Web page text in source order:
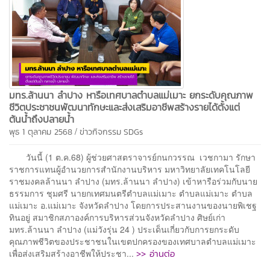
มทร.ล้านนา ลำปาง หารือเทศบาลตำบลแม่เมาะ ยกระดับคุณภาพ
ชีวิตประชาชนพัฒนาทักษะและส่งเสริมอาชีพสร้างรายได้ตั้งแต่
ต้นน้ำถึงปลายน้ำ
พุธ 1 ตุลาคม 2568 / ข่าวกิจกรรมSDGs
วันนี้ (1 ต.ค.68) ผู้ช่วยศาสตราจารย์กนกวรรณ เวชกามา รักษา
ราชการแทนผู้อำนวยการสำนักงานบริหาร มหาวิทยาลัยเทคโนโลยี
ราชมงคลล้านนา ลำปาง (มทร.ล้านนา ลำปาง) เข้าหารือร่วมกับนาย
ธรรมการ ชุมศรี นายกเทศมนตรีตำบลแม่เมาะ ตำบลแม่เมาะ ตำบล
แม่เมาะ อ.แม่เมาะ จังหวัดลำปาง โดยการประสานงานของนายพิเชฐ
ทินอยู่ สมาชิกสภาองค์การบริหารส่วนจังหวัดลำปาง ศิษย์เก่า
มทร.ล้านนา ลำปาง (แม่วังรุ่น 24 ) ประเด็นเกี่ยวกับการยกระดับ
คุณภาพชีวิตของประชาชนในเขตปกครองของเทศบาลตำบลแม่เมาะ
เพื่อส่งเสริมสร้างอาชีพให้ประชา... >> อ่านต่อ